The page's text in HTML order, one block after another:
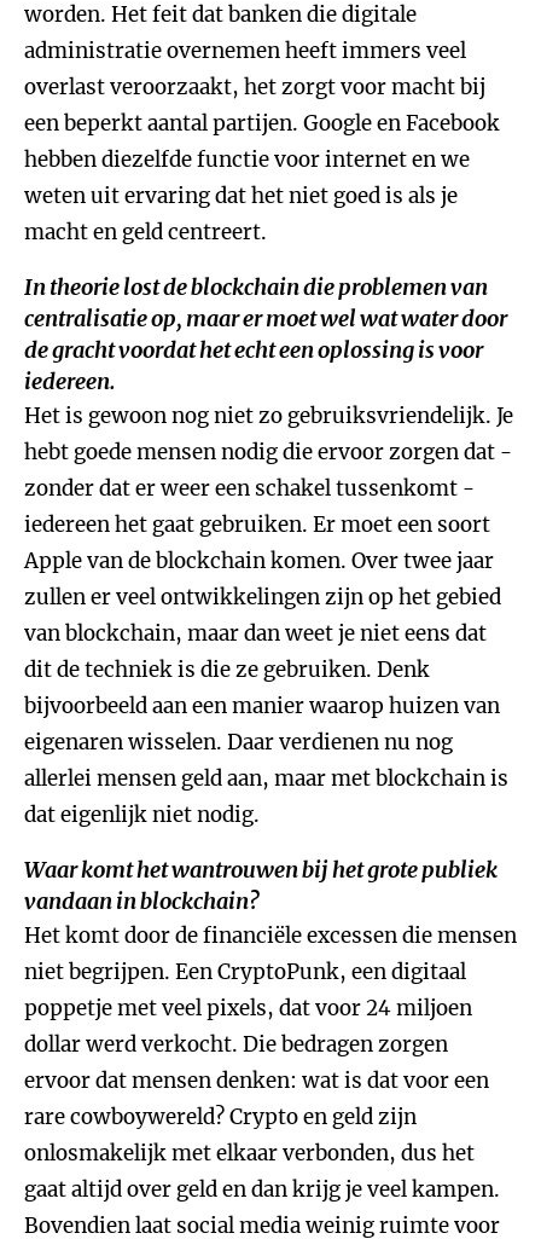
worden. Het feit dat banken die digitale
administratie overnemen heeft immers veel
overlast veroorzaakt, het zorgt voor macht bij
een beperkt aantal partijen. Google en Facebook
hebben diezelfde functie voor internet en we
weten uit ervaring dat het niet goed is als je
macht en geld centreert.
In theorie lost de blockchain die problemen van
centralisatie op, maar er moet wel wat water door
de gracht voordat het echt een oplossing is voor
iedereen.
Het is gewoon nog niet zo gebruiksvriendelijk. Je
hebt goede mensen nodig die ervoor zorgen dat -
zonder dat er weer een schakel tussenkomt -
iedereen het gaat gebruiken. Er moet een soort
Apple van de blockchain komen. Over twee jaar
zullen er veel ontwikkelingen zijn op het gebied
van blockchain, maar dan weet je niet eens dat
dit de techniek is die ze gebruiken. Denk
bijvoorbeeld aan een manier waarop huizen van
eigenaren wisselen. Daar verdienen nu nog
allerlei mensen geld aan, maar met blockchain is
dat eigenlijk niet nodig.
Waar komt het wantrouwen bij het grote publiek
vandaan in blockchain?
Het komt door de financiële excessen die mensen
niet begrijpen. Een CryptoPunk, een digitaal
poppetje met veel pixels, dat voor 24 miljoen
dollar werd verkocht. Die bedragen zorgen
ervoor dat mensen denken: wat is dat voor een
rare cowboywereld? Crypto en geld zijn
onlosmakelijk met elkaar verbonden, dus het
gaat altijd over geld en dan krijg je veel kampen.
Bovendien laat social media weinig ruimte voor